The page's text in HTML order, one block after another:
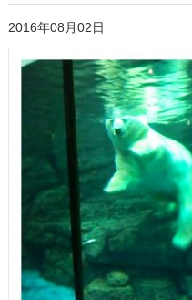
2016年08月02日